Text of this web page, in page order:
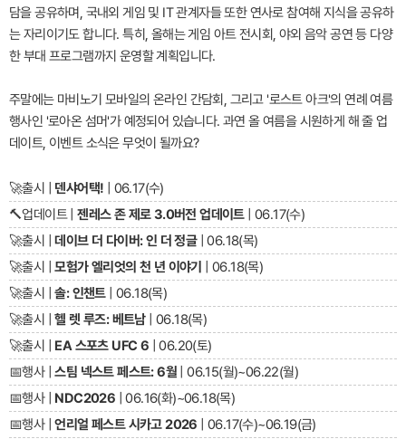
담을 공유하며, 국내외 게임 및 IT 관계자들 또한 연사로 참여해 지식을 공유하
는 자리이기도 합니다. 특히, 올해는 게임 아트 전시회, 야외 음악 공연 등 다양
한 부대 프로그램까지 운영할 계획입니다.
주말에는 마비노기 모바일의 온라인 간담회, 그리고 '로스트 아크'의 연례 여름
행사인 '로아온 섬머'가 예정되어 있습니다. 과연 올 여름을 시원하게 해 줄 업
데이트, 이벤트 소식은 무엇이 될까요?
🚀출시 | 덴샤어택! | 06.17(수)
🔨업데이트 |젠레스 존 제로 3.0버전 업데이트| 06.17(수)
🚀출시 |데이브 더 다이버: 인 더 정글| 06.18(목)
🚀출시 |모험가 엘리엇의 천 년 이야기
| 06.18(목)
🚀출시 |솔: 인챈트| 06.18(목)
🚀출시 |헬 렛 루즈: 베트남| 06.18(목)
🚀출시 | EA 스포츠 UFC 6 | 06.20(토)
📅행사 |스팀 넥스트 페스트: 6월 | 06.15(월)~06.22(월)
📅행사 | NDC2026 | 06.16(화)~06.18(목)
📅행사 |언리얼 페스트 시카고 2026 | 06.17(수)~06.19(금)